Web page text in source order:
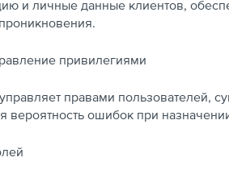
и личные данные клиентов,
привилегиями
правами пользователей,
вероятность ошибок при